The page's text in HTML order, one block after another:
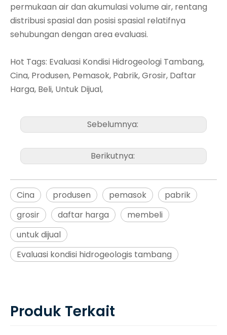
permukaan air dan akumulasi volume air, rentang
distribusi spasial dan posisi spasial relatifnya
sehubungan dengan area evaluasi.
Hot Tags: Evaluasi Kondisi Hidrogeologi Tambang,
Cina, Produsen, Pemasok, Pabrik, Grosir, Daftar
Harga, Beli, Untuk Dijual,
Sebelumnya:
Berikutnya:
Cina produsen pemasok
pabrik
grosir
daftar harga
membeli
untuk dijual
Evaluasi kondisi hidrogeologis tambang
Produk Terkait